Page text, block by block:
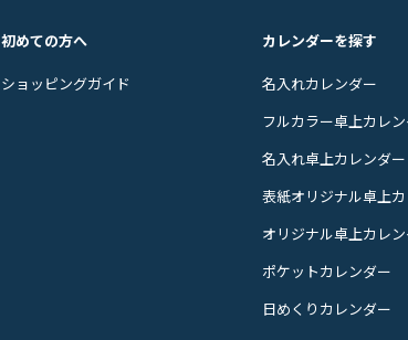
初めての方へ
ショッピングガイド
カレンダーを探す
名入れカレンダー
フルカラー卓上カレ
名入れ卓上カレンダー
表紙オリジナル卓上
オリジナル卓上カレ
ポケットカレンダー
日めくりカレンダー